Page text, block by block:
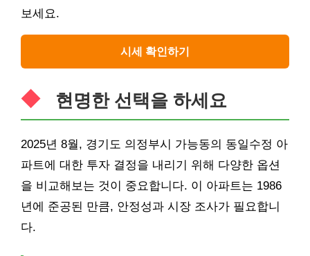
보세요.
시세 확인하기
현명한 선택을 하세요
2025년 8월, 경기도 의정부시 가능동의 동일수정 아
파트에 대한 투자 결정을 내리기 위해 다양한 옵션
을 비교해보는 것이 중요합니다. 이 아파트는 1986
년에 준공된 만큼, 안정성과 시장 조사가 필요합니
다.